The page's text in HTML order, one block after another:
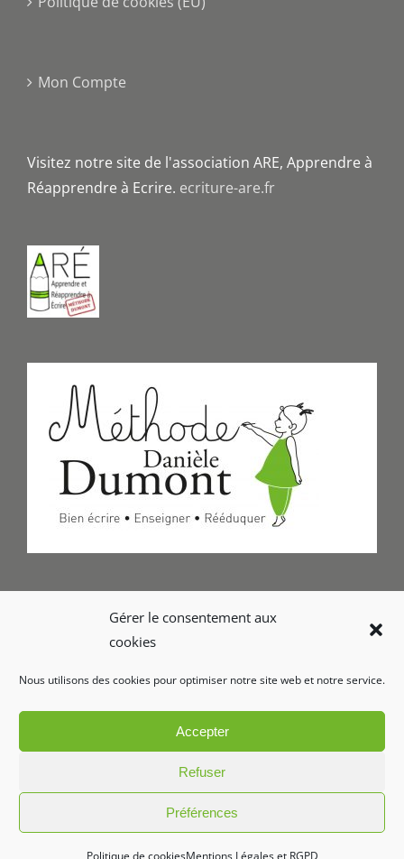
Gérer le consentement aux
cookies
Nous utilisons des cookies pour optimiser notre site web et notre service.
Accepter
Refuser
Préférences
Politique de cookiesMentions Légales et RGPD
Mon Compte
Visitez notre site de l'association ARE, Apprendre à
Réapprendre à Ecrire. ecriture-are.fr
Formulaire de Contact
Copyright 2026 Le geste d'écriture | Tous droits réservés